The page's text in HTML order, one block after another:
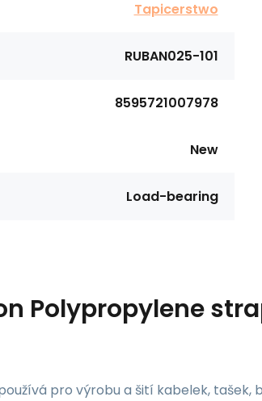
Tapicerstwo
RUBAN025-101
8595721007978
New
Load-bearing
Polypropylene
pro výrobu a šití kabelek,